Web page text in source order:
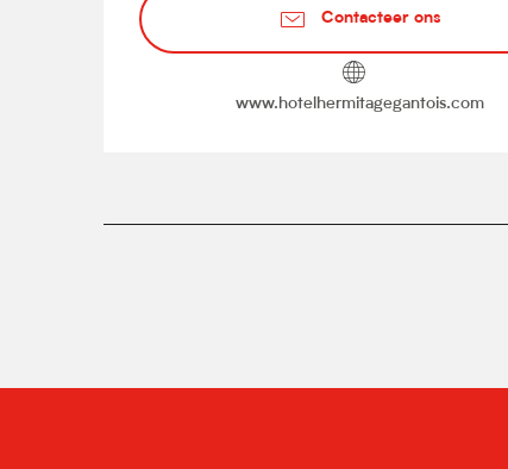
Contacteer ons
www.hotelhermitagegantois.com